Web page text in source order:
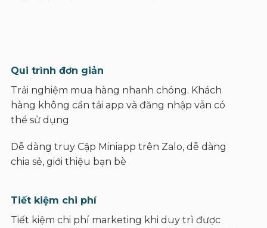
Qui trình đơn giản
Trải nghiệm mua hàng nhanh chóng. Khách
hàng không cần tải app và đăng nhập vẫn có
thể sử dụng
Dễ dàng truy Cập Miniapp trên Zalo, dễ dàng
chia sẻ, giới thiệu bạn bè
Tiết kiệm chi phí
Tiết kiệm chi phí marketing khi duy trì được